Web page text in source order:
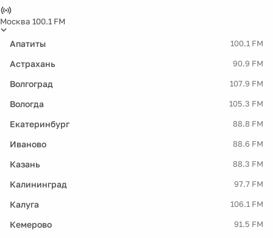
Москва 100.1 FM
Апатиты 100.1 FM
Астрахань 90.9 FM
Волгоград 107.9 FM
Вологда 105.3 FM
Екатеринбург 88.8 FM
Иваново 88.6 FM
Казань 88.3 FM
Калининград 97.7 FM
Калуга 106.1 FM
Кемерово 91.5 FM